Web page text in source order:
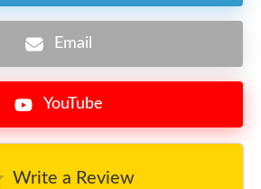
Email
YouTube
Write a Review